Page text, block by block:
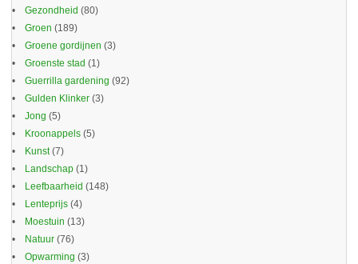
Gezondheid (80)
Groen (189)
Groene gordijnen (3)
Groenste stad (1)
Guerrilla gardening (92)
Gulden Klinker (3)
Jong (5)
Kroonappels (5)
Kunst(7)
Landschap (1)
Leefbaarheid (148)
Lenteprijs (4)
Moestuin (13)
Natuur (76)
Opwarming (3)